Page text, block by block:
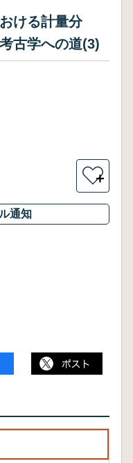
ける計量分
古学への道(3)
＋
通知